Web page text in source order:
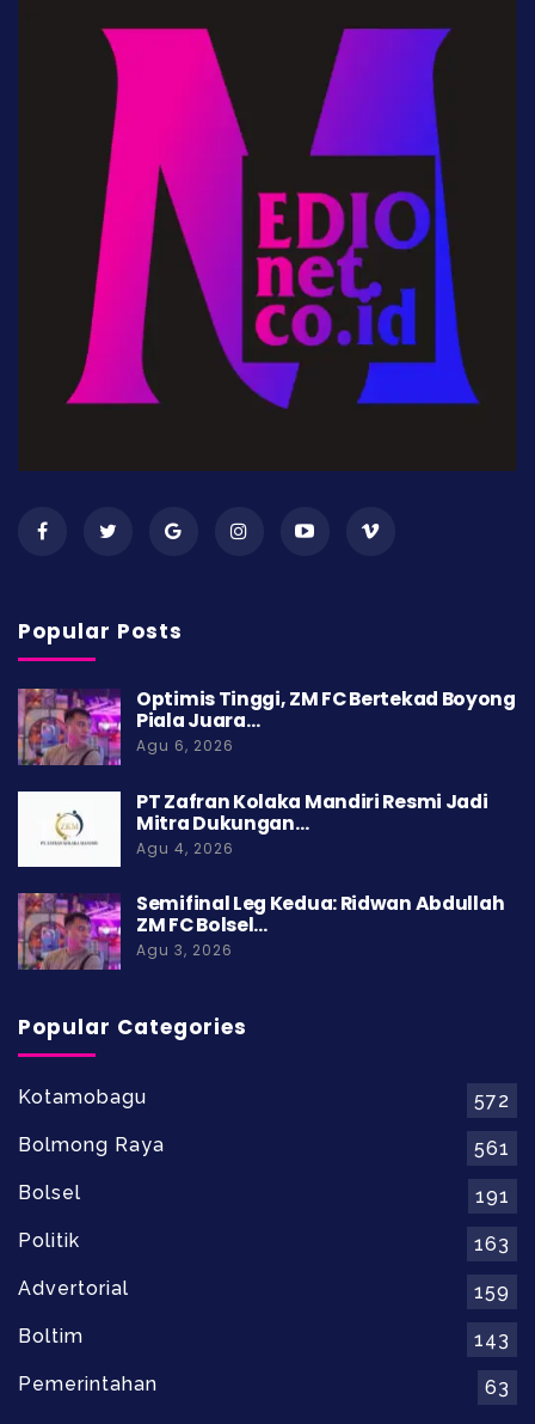
Popular Posts
Optimis Tinggi, ZM FC Bertekad Boyong
Piala Juara…
Agu 6, 2026
PT Zafran Kolaka Mandiri Resmi Jadi
Mitra Dukungan…
Agu 4, 2026
Semifinal Leg Kedua: Ridwan Abdullah
ZM FC Bolsel…
Agu 3, 2026
Popular Categories
Kotamobagu
572
Bolmong Raya
561
Bolsel
191
Politik
163
Advertorial
159
Boltim
143
Pemerintahan
63